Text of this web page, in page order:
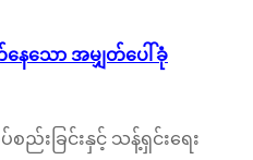
ေသော အမျှတ်ပေါ်ခုံ
ည်းခြင်းနှင့် သန့်ရှင်းရေး